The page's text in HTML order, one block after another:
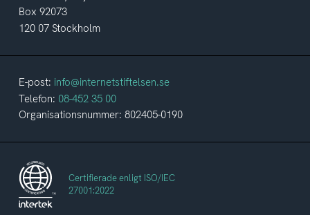
Box 92073
120 07 Stockholm
E-post: info@internetstiftelsen.se
Telefon: 08-452 35 00
Organisationsnummer: 802405-0190
Certifierade enligt ISO/IEC
27001:2022